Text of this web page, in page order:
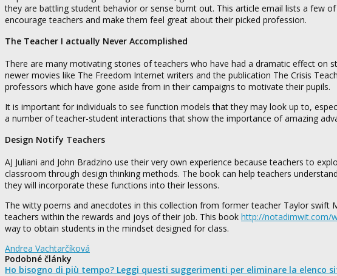
they are battling student behavior or sense burnt out. This article email lists a few
encourage teachers and make them feel great about their picked profession.
The Teacher I actually Never Accomplished
There are many motivating stories of teachers who have had a dramatic effect on
newer movies like The Freedom Internet writers and the publication The Crisis
professors which have gone aside from in their campaigns to motivate their pupils.
It is important for individuals to see function models that they may look up to,
a number of teacher-student interactions that show the importance of amazing
Design Notify Teachers
AJ Juliani and John Bradzino use their very own experience because teachers to
classroom through design thinking methods. The book can help teachers
they will incorporate these functions into their lessons.
The witty poems and anecdotes in this collection from former teacher Taylor swift
teachers within the rewards and joys of their job. This book http://notadimwit.com/
way to obtain students in the mindset designed for class.
Andrea Vachtarčíková
Podobné články
Ho bisogno di più tempo? Leggi questi suggerimenti per eliminare la elenco